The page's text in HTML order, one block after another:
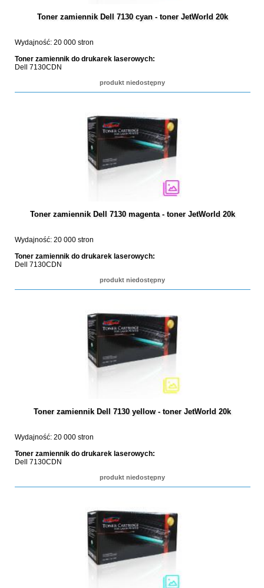
Toner zamiennik Dell 7130 cyan - toner JetWorld 20k
Wydajność: 20 000 stron
Toner zamiennik do drukarek laserowych:
Dell 7130CDN
produkt niedostępny
Toner zamiennik Dell 7130 magenta - toner JetWorld 20k
Wydajność: 20 000 stron
Toner zamiennik do drukarek laserowych:
Dell 7130CDN
produkt niedostępny
Toner zamiennik Dell 7130 yellow - toner JetWorld 20k
Wydajność: 20 000 stron
Toner zamiennik do drukarek laserowych:
Dell 7130CDN
produkt niedostępny